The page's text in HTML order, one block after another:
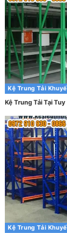
Kệ Trung Tải
Kệ Trung Tải Tại
Kệ Trung Tải